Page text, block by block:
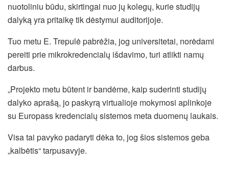
nuotoliniu būdu, skirtingai nuo jų kolegų, kurie studijų
dalyką yra pritaikę tik dėstymui auditorijoje.
Tuo metu E. Trepulė pabrėžia, jog universitetai, norėdami
pereiti prie mikrokredencialų išdavimo, turi atlikti namų
darbus.
„Projekto metu būtent ir bandėme, kaip suderinti studijų
dalyko aprašą, jo paskyrą virtualioje mokymosi aplinkoje
su Europass kredencialų sistemos meta duomenų laukais.
Visa tai pavyko padaryti dėka to, jog šios sistemos geba
„kalbėtis“ tarpusavyje.